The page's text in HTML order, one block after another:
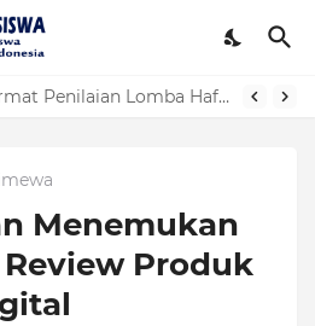
Panduan Lengkap Format Penilaian Lomba Hafalan Surat Pendek
Menemukan
Review Produk